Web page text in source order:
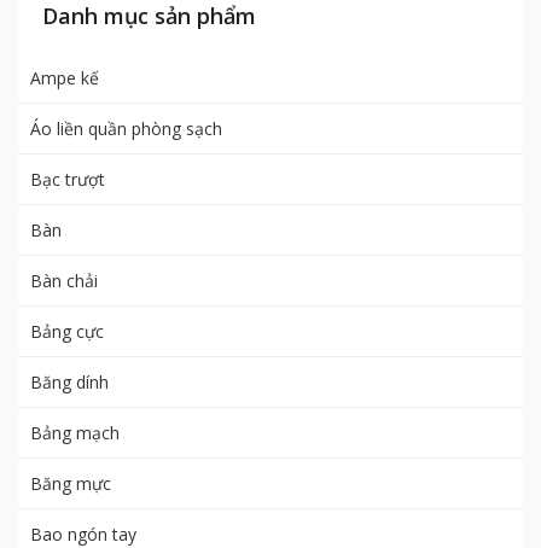
Danh mục sản phẩm
Ampe kế
Áo liền quần phòng sạch
Bạc trượt
Bàn
Bàn chải
Bảng cực
Băng dính
Bảng mạch
Băng mực
Bao ngón tay